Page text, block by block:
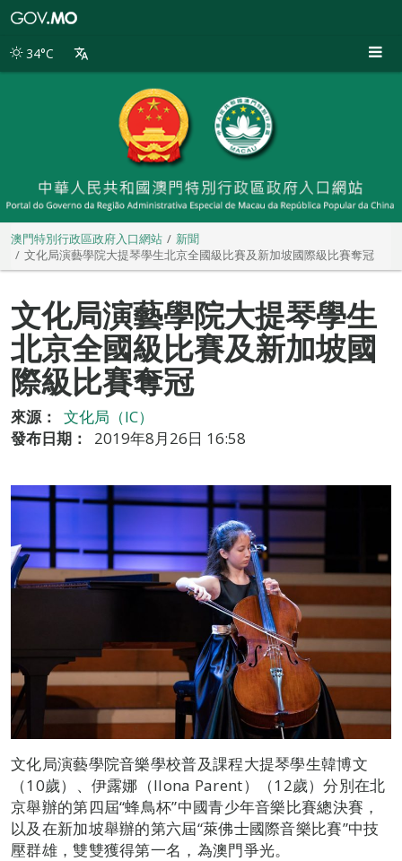
別
34°C
澳門特別行政區政府入口網站
新聞
文化局演藝學院大提琴學生北京全國級比賽及新加坡國際級比賽奪冠
文化局演藝學院大提琴學生
北京全國級比賽及新加坡國
際級比賽奪冠
來源：
文化局（IC）
發布日期：
2019年8月26日 16:58
文化局演藝學院音樂學校普及課程大提琴學生韓博文
（10歲）、伊露娜（Ilona Parent）（12歲）分別在北
京舉辦的第四屆“蜂鳥杯”中國青少年音樂比賽總決賽，
以及在新加坡舉辦的第六屆“萊佛士國際音樂比賽”中技
壓群雄，雙雙獲得第一名，為澳門爭光。